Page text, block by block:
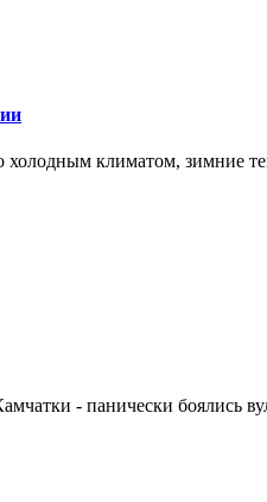
холодным климатом, зимние
- панически боялись